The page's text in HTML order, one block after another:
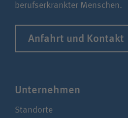
berufserkrankter Menschen.
Anfahrt und Kontakt
Unter­nehmen
Standorte